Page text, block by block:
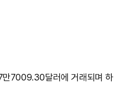
만7009.30달러에 거래되며 하